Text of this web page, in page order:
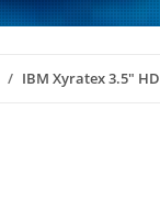
IBM Xyratex 3.5"